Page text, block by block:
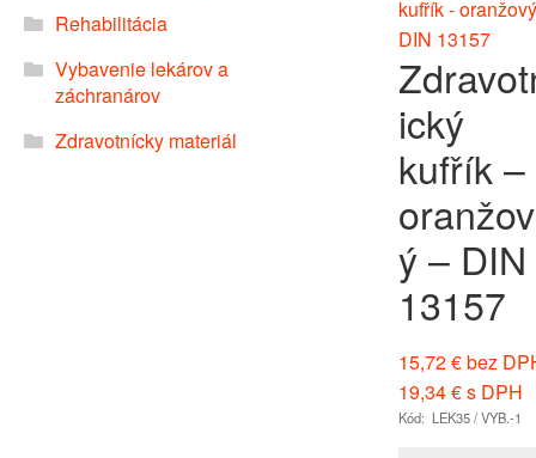
Rehabilitácia
Vybavenie lekárov a
záchranárov
Zdravotnícky materiál
ický
kufřík –
oranžov
ý – DIN
13157
15,72€bez
19,34€s DPH
Kód: LEK35 / VYB.-1